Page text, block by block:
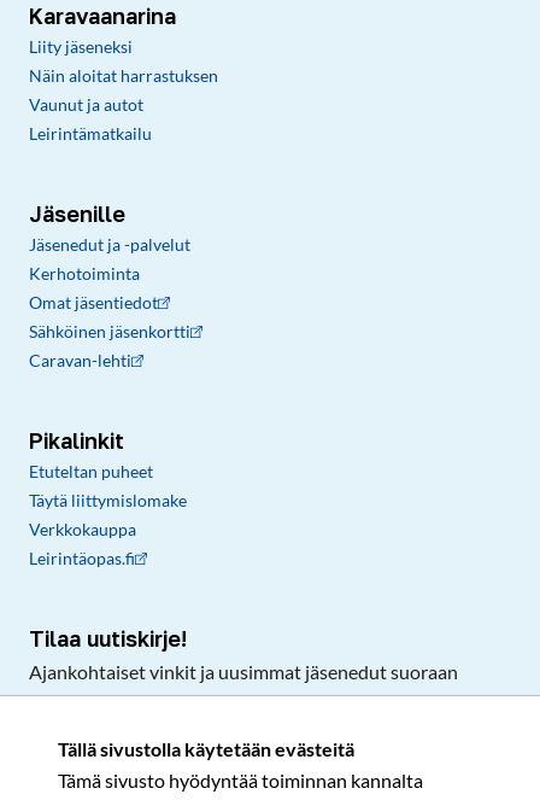
Tällä sivustolla käytetään evästeitä
Tämä sivusto hyödyntää toiminnan kannalta
Karavaanarina
Liity jäseneksi
Näin aloitat harrastuksen
Vaunut ja autot
Leirintämatkailu
Jäsenille
Jäsenedut ja -palvelut
Kerhotoiminta
Omat jäsentiedot
Sähköinen jäsenkortti
Caravan-lehti
Pikalinkit
Etuteltan puheet
Täytä liittymislomake
Verkkokauppa
Leirintäopas.fi
Tilaa uutiskirje!
Ajankohtaiset vinkit ja uusimmat jäsenedut suoraan